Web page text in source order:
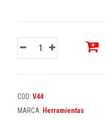
COD: V44
MARCA: Herramientas